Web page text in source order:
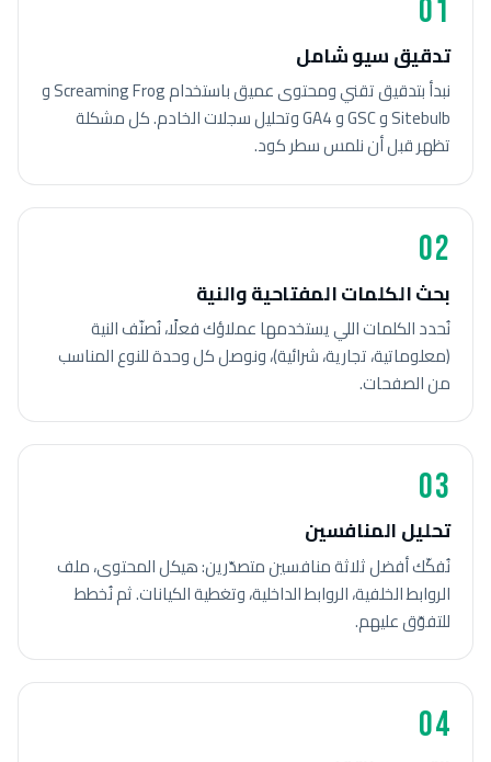
01
تدقيق سيو شامل
نبدأ بتدقيق تقني ومحتوى عميق باستخدام Screaming Frog و
Sitebulb و GSC و GA4 وتحليل سجلات الخادم. كل مشكلة
تظهر قبل أن نلمس سطر كود.
02
بحث الكلمات المفتاحية والنية
نُحدد الكلمات اللي يستخدمها عملاؤك فعلًا، نُصنّف النية
(معلوماتية، تجارية، شرائية)، ونوصل كل وحدة للنوع المناسب
من الصفحات.
03
تحليل المنافسين
نُفكّك أفضل ثلاثة منافسين متصدّرين: هيكل المحتوى، ملف
الروابط الخلفية، الروابط الداخلية، وتغطية الكيانات. ثم نُخطط
للتفوّق عليهم.
04